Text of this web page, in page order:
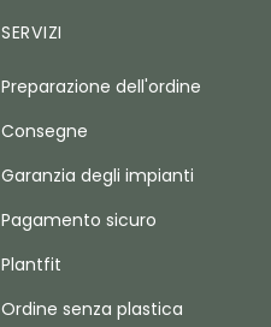
SERVIZI
Preparazione dell'ordine
Consegne
Garanzia degli impianti
Pagamento sicuro
Plantfit
Ordine senza plastica